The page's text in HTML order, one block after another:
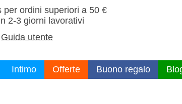
per ordini superiori a 50 €
2-3 giorni lavorativi
Guida utente
Intimo Offerte Buono regalo